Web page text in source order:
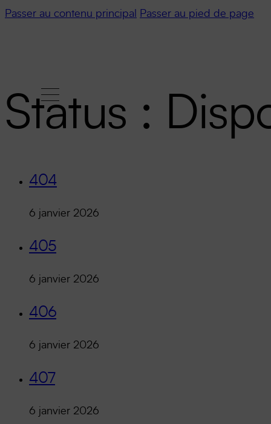
Passer au contenu principal Passer au pied de page
Status :
404
6 janvier 2026
405
6 janvier 2026
406
6 janvier 2026
407
6 janvier 2026